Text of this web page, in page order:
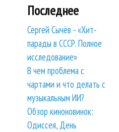
Последнее
Сергей Сычёв - «Хит-
парады в СССР. Полное
исследование»
В чем проблема с
чартами и что делать с
музыкальным ИИ?
Обзор киноновинок:
Одиссея, День